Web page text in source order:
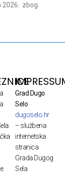
2026. zbog
Grad Dugo
Selo
dugoselo.hr
– službena
internetska
stranica
Grada Dugog
Sela